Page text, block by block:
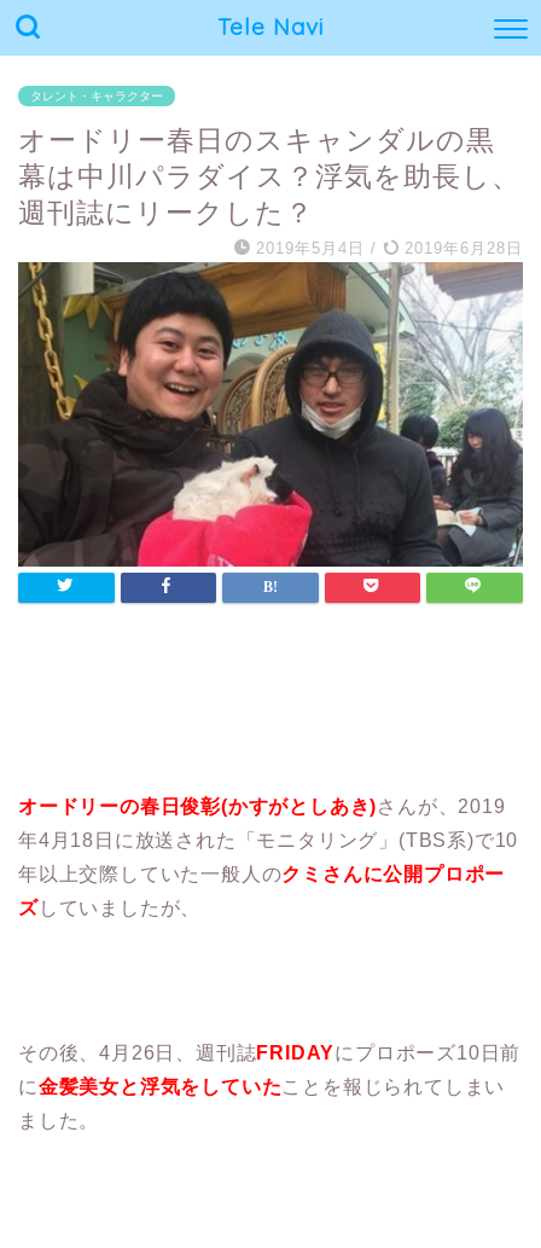
Tele Navi
タレント・キャラクター
オードリー春日のスキャンダルの黒
幕は中川パラダイス？浮気を助長し、
週刊誌にリークした？
2019年5月4日 / 2019年6月28日
オードリーの春日俊彰(かすがとしあき)さんが、2019
年4月18日に放送された「モニタリング」(TBS系)で10
年以上交際していた一般人のクミさんに公開プロポー
ズ していましたが、
その後、4月26日、週刊誌FRIDAYにプロポーズ10日前
に金髪美女と浮気をしていたことを報じられてしまい
ました。